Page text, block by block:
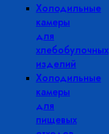
Холодильные
камеры
для
хлебобулочных
изделий
Холодильные
камеры
для
пищевых